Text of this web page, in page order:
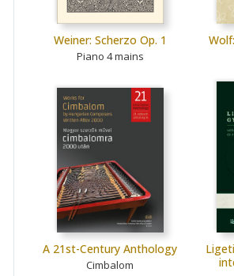
Weiner: Scherzo Op. 1
Piano 4 mains
A 21st-Century Anthology
Cimbalom